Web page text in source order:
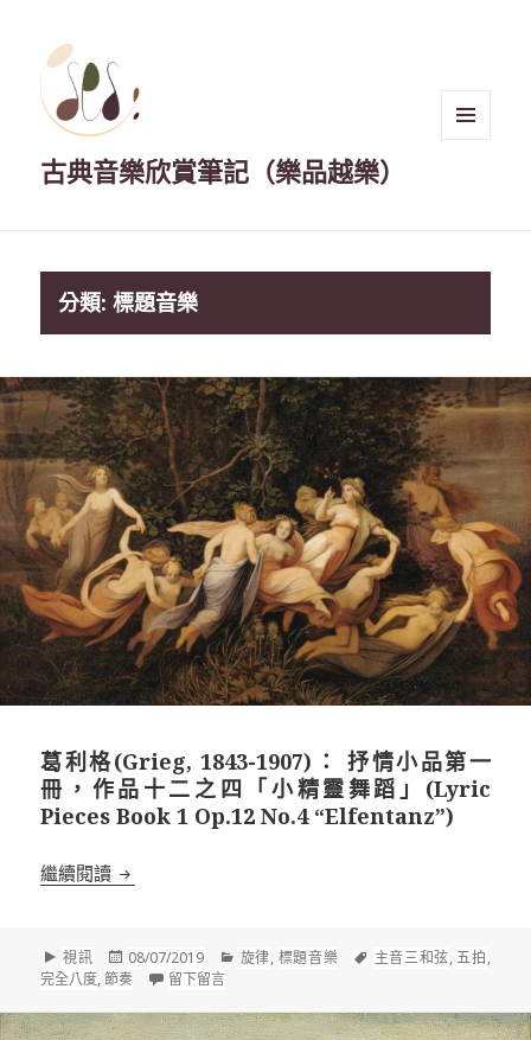
古典音樂欣賞筆記（樂品越樂）
分類:標題音樂
葛利格(Grieg, 1843-1907)： 抒情小品第一
冊，作品十二之四「小精靈舞蹈」(Lyric
Pieces Book 1 Op.12 No.4 “Elfentanz”)
繼續閱讀 葛利格(Grieg, 1843-1907)： 抒情小品第一冊，作
格
式
視訊
發
佈
08/07/2019
分
旋律, 標題音樂
標
主音三和弦,五拍,
完全八度,節奏 留下留言在 葛利格(Grieg, 1843-1907)： 抒情小品第一